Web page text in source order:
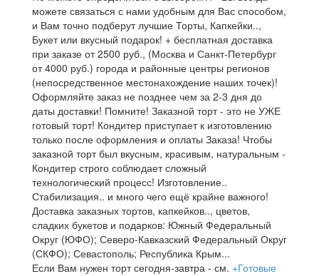
можете связаться с нами удобным для Вас способом,
и Вам точно подберут лучшие Торты, Капкейки..,
Букет или вкусный подарок! + бесплатная доставка
при заказе от 2500 руб., (Москва и Санкт-Петербург
от 4000 руб.) города и районные центры регионов
(непосредственное местонахождение наших точек)!
Оформляйте заказ не позднее чем за 2-3 дня до
даты доставки! Помните! Заказной торт - это не УЖЕ
готовый торт! Кондитер приступает к изготовлению
только после оформления и оплаты Заказа! Чтобы
заказной торт был вкусным, красивым, натуральным -
Кондитер строго соблюдает сложный
технологический процесс! Изготовление..
Стабилизация.. и много чего ещё крайне важного!
Доставка заказных тортов, капкейков.., цветов,
сладких букетов и подарков: Южный Федеральный
Округ (ЮФО); Северо-Кавказский Федеральный Округ
(СКФО); Севастополь; Республика Крым...
Если Вам нужен торт сегодня-завтра - см. +Готовые